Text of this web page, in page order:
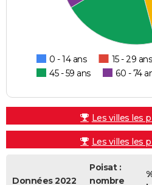
0 - 14 ans 15 - 29 ans
45 - 59 ans
60 - 74
Les villes les
Les villes les
Données 2022
Poisat :
nombre